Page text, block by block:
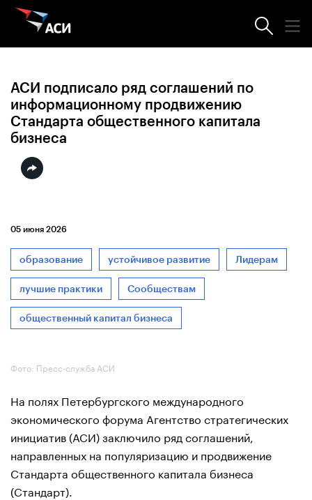
Новости АСИ
АСИ подписало ряд соглашений по
информационному продвижению
Стандарта общественного капитала
бизнеса
05 июня 2026
образование устойчивое развитие Лидерам
лучшие практики Сообществам
общественный капитал бизнеса
Фото: Пресс-служба АСИ
На полях Петербургского международного
экономического форума Агентство стратегических
инициатив (АСИ) заключило ряд соглашений,
направленных на популяризацию и продвижение
Стандарта общественного капитала бизнеса
(Стандарт).